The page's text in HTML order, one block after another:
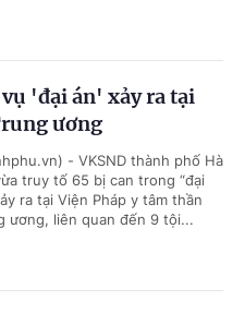
'đại án' xảy ra tại
ương
- VKSND thành phố Hà
truy tố 65 bị can trong “đại
ra tại Viện Pháp y tâm thần
ương, liên quan đến 9 tội...